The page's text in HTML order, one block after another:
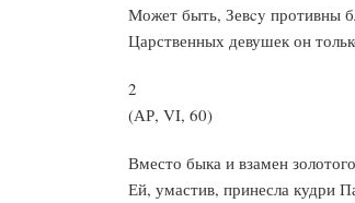
Может быть, Зевcy противны
Царственных девушек он
2
(АР, VI, 60)
Вместо быка и взамен
Ей, умастив, принесла кудри